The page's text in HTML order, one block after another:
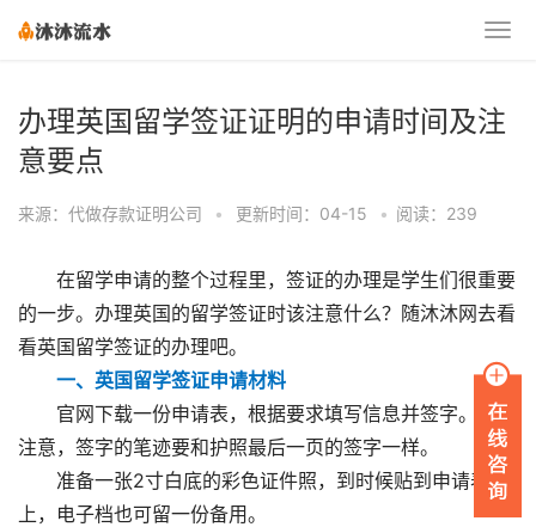
办理英国留学签证证明的申请时间及注
意要点
来源：代做存款证明公司 • 更新时间：04-15 • 阅读：239
在留学申请的整个过程里，签证的办理是学生们很重要
的一步。办理英国的留学签证时该注意什么？随沐沐网去看
看英国留学签证的办理吧。
一、英国留学签证申请材料
官网下载一份申请表，根据要求填写信息并签字。需要
注意，签字的笔迹要和护照最后一页的签字一样。
准备一张2寸白底的彩色证件照，到时候贴到申请表
上，电子档也可留一份备用。